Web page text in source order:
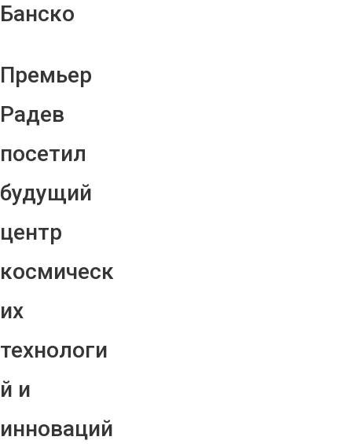
Банско
Премьер
Радев
посетил
будущий
центр
космическ
их
технологи
й и
инноваций